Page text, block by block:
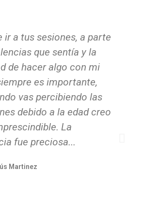
ir a tus sesiones, a parte
que sentía y la
de hacer algo con mi
es importante,
vas percibiendo las
debido a la edad creo
La
fue preciosa...
Martinez